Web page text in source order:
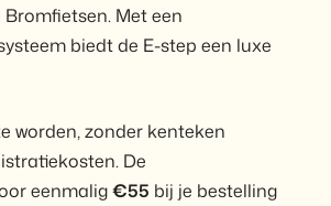
Met een
biedt de E-step een luxe
worden, zonder kenteken
De
eenmalig€55 bij je bestelling